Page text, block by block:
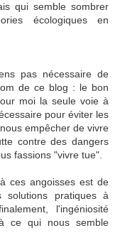
qui semble sombrer
écologiques en
pas nécessaire de
de ce blog : le bon
moi la seule voie à
pour éviter les
empêcher de vivre
contre des dangers
fassions "vivre tue".
ces angoisses est de
pratiques à
l'ingéniosité
ce qui nous semble